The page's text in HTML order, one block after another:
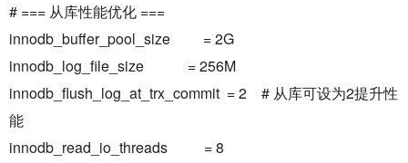
# === 从库性能优化 ===
innodb_buffer_pool_size = 2G
innodb_log_file_size = 256M
innodb_flush_log_at_trx_commit = 2 # 从库可设为2提升性
能
innodb_read_io_threads = 8